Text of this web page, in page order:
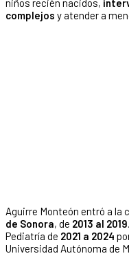
niños recién nacidos,
complejos y atender a
Aguirre Monteón entró a la
de Sonora, de 2013 al 2019
Pediatría de 2021 a 2024
Universidad Autónoma de